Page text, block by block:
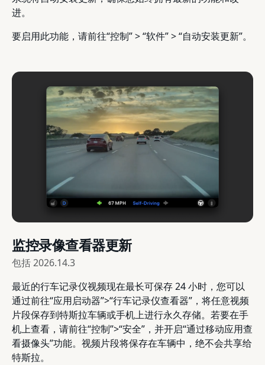
进。
要启用此功能，请前往“控制” > “软件” > “自动安装更新”。
监控录像查看器更新
包括2026.14.3
最近的行车记录仪视频现在最长可保存 24 小时，您可以
通过前往“应用启动器”>“行车记录仪查看器”，将任意视频
片段保存到特斯拉车辆或手机上进行永久存储。若要在手
机上查看，请前往“控制”>“安全”，并开启“通过移动应用查
看摄像头”功能。视频片段将保存在车辆中，绝不会共享给
特斯拉。